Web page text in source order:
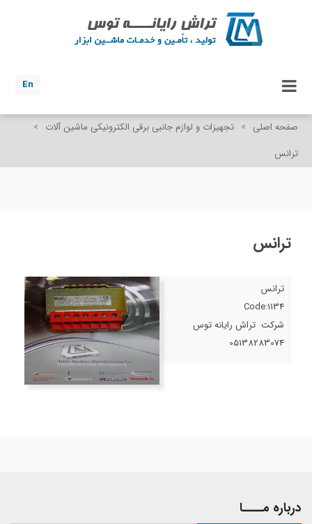
En
صفحه اصلی > تجهیزات و لوازم جانبی برقی الکترونیکی ماشین آلات >
ترانس
ترانس
ترانس
Code:1134
شرکت تراش رایانه توس
05138283074
درباره مــــا